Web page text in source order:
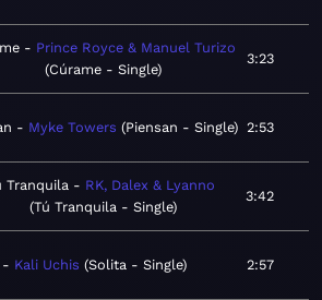
Prince Royce & Manuel Turizo
Cúrame - Single
3:23
Myke Towers Piensan - Single 2:53
Tranquila
RK, Dalex & Lyanno
Tú Tranquila - Single
3:42
Kali Uchis Solita - Single 2:57